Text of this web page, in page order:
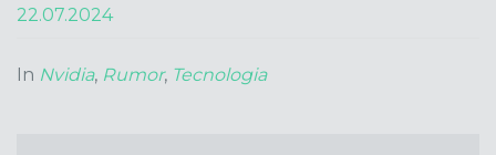
22.07.2024
In Nvidia, Rumor, Tecnologia